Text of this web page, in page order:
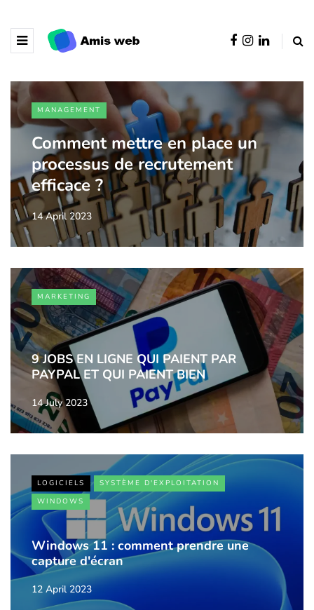
MANAGEMENT
Comment mettre en place un
processus de recrutement
efficace ?
14 April 2023
MARKETING
9 JOBS EN LIGNE QUI PAIENT PAR
PAYPAL ET QUI PAIENT BIEN
14 July 2023
LOGICIELS
SYSTÈME D'EXPLOITATION
WINDOWS
Windows 11 : comment prendre une
capture d'écran
12 April 2023